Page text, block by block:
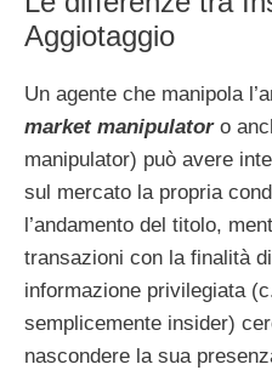
Aggiotaggio
Un agente che manipola
market manipulatoro
manipulator) può avere
sul mercato la propria
l’andamento del titolo,
transazioni con la finalità
informazione privilegiata
semplicemente insider)
nascondere la sua